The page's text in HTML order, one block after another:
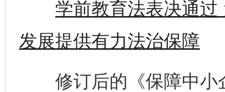
学前教育法表决通
发展提供有力法治保障
修订后的《保障中小